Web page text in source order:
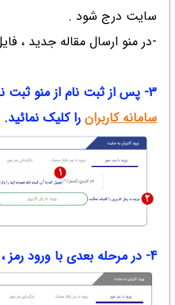
سایت درج شود .
-در منو ارسال مقاله جدید ،
3- پس از ثبت نام از منو ثبت نام در همایش گزینه
سامانه کاربرانرا کلیک نمائید.
4- در مرحله بعدی با ورود رمز ، وارد پنل کاربری شوید: